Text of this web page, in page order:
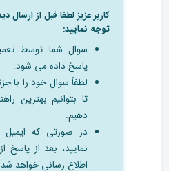
کاربر عزیز لطفا قبل از ارسال
توجه نمایید:
سوال شما توسط
پاسخ داده می شود.
لطفاً سوال خود را با
تا بتوانیم بهترین
دهیم.
در صورتی که
نمایید، بعد از پاسخ
اطلاع رسانی خواهد